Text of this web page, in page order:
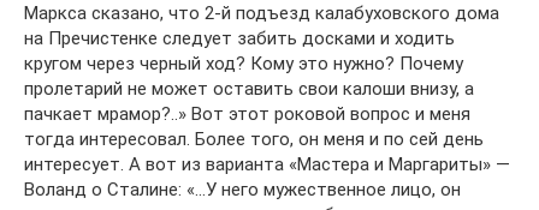
Маркса сказано, что 2-й подъезд калабуховского дома
на Пречистенке следует забить досками и ходить
кругом через черный ход? Кому это нужно? Почему
пролетарий не может оставить свои калоши внизу, а
пачкает мрамор?..» Вот этот роковой вопрос и меня
тогда интересовал. Более того, он меня и по сей день
интересует. А вот из варианта «Мастера и Маргариты» —
Воланд о Сталине: «…У него мужественное лицо, он